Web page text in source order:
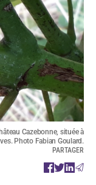
Cazebonne, située à
Photo Fabian Goulard.
PARTAGER